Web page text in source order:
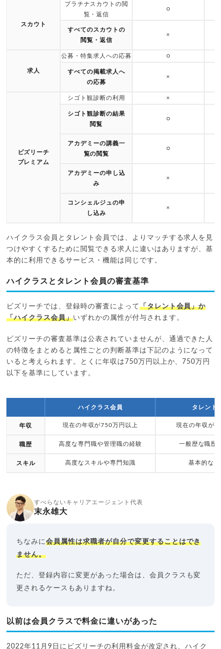
スカウト
プラチナスカウトの閲
覧・返信
○
すべてのスカウトの
閲覧・返信
×
求人
公募・特集求人への応募 ○
すべての掲載求人へ
の応募
×
ビズリーチ
プレミアム
シゴト観診断の利用 ×
シゴト観診断の結果
閲覧
○
アカデミーの講義一
覧の閲覧
○
アカデミーの申し込
み
×
コンシェルジュの申
し込み
×
ハイクラス会員とタレント会員では、よりマッチする求人を見
つけやすくするために閲覧できる求人に違いはありますが、基
本的に利用できるサービス・機能は同じです。
ハイクラスとタレント会員の審査基準
ビズリーチでは、登録時の審査によって 「タレント会員」か
「ハイクラス会員」いずれかの属性が付与されます。
ビズリーチの審査基準は公表されていませんが、通過できた人
の特徴をまとめると属性ごとの判断基準は下記のようになって
いると考えられます。とくに年収は750万円以上か、750万円
以下を基準にしています。
ハイクラス会員 タレント
年収 現在の年収が750万円以上 現在の年収が
職歴 高度な専門職や管理職の経験 一般歴な職歴
スキル 高度なスキルや専門知識 基本的な
すべらないキャリアエージェント代表
末永雄大
ちなみに会員属性は求職者が自分で変更することはでき
ません。
ただ、登録内容に変更があった場合は、会員クラスも変
更されるケースもありますね。
以前は会員クラスで料金に違いがあった
2022年11月9日にビズリーチの利用料金が改定され、ハイク